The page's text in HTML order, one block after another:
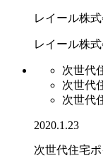
レイール株
レイール株
次世代
次世代
次世代
2020.1.23
次世代住宅